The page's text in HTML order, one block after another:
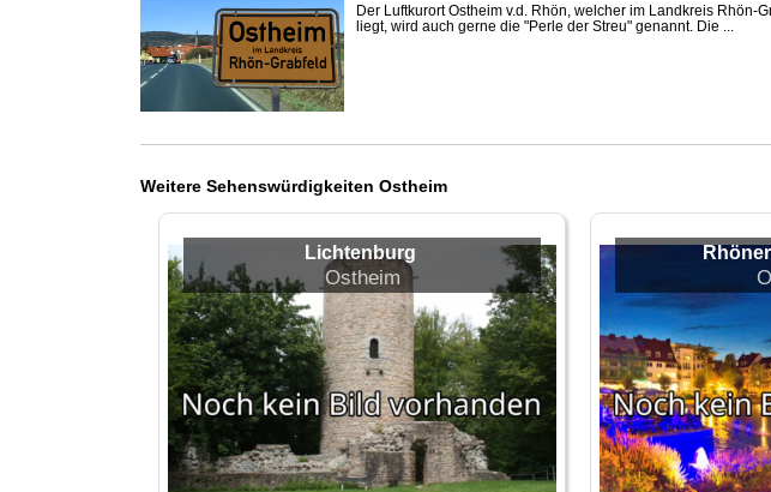
Der Luftkurort Ostheim v.d. Rhön, welcher im Landkreis Rhön-
liegt, wird auch gerne die "Perle der Streu" genannt. Die ...
Weitere Sehenswürdigkeiten Ostheim
Lichtenburg
Ostheim